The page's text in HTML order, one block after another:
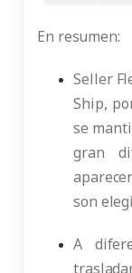
En resumen:
Seller
Ship,
se
gran
son
A